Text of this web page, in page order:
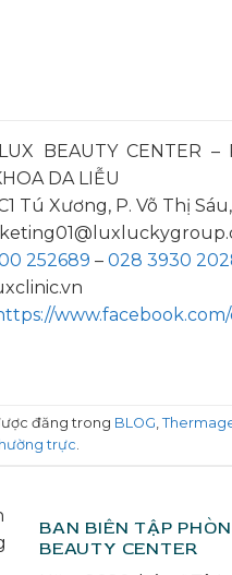
BEAUTY CENTER –
DA LIỄU
Tú Xương, P. Võ Thị
252689 – 028 3930
đăng trong BLOG,
trực.
BAN BIÊN TẬP
BEAUTY CENTER